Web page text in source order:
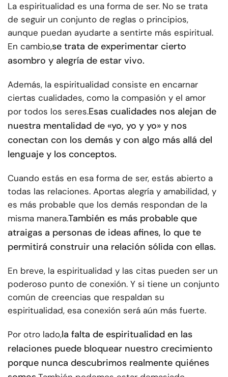
La espiritualidad es una forma de ser. No se trata
de seguir un conjunto de reglas o principios,
aunque puedan ayudarte a sentirte más espiritual.
En cambio,se trata de experimentar cierto
asombro y alegría de estar vivo.
Además, la espiritualidad consiste en encarnar
ciertas cualidades, como la compasión y el amor
por todos los seres.Esas cualidades nos alejan de
nuestra mentalidad de «yo, yo y yo» y nos
conectan con los demás y con algo más allá del
lenguaje y los conceptos.
Cuando estás en esa forma de ser, estás abierto a
todas las relaciones. Aportas alegría y amabilidad, y
es más probable que los demás respondan de la
misma manera.También es más probable que
atraigas a personas de ideas afines, lo que te
permitirá construir una relación sólida con ellas.
En breve, la espiritualidad y las citas pueden ser un
poderoso punto de conexión. Y si tiene un conjunto
común de creencias que respaldan su
espiritualidad, esa conexión será aún más fuerte.
Por otro lado,la falta de espiritualidad en las
relaciones puede bloquear nuestro crecimiento
porque nunca descubrimos realmente quiénes